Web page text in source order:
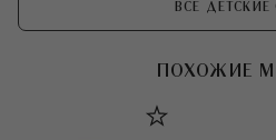
ВСЕ ДЕТСКИЕ
ПОХОЖИЕ